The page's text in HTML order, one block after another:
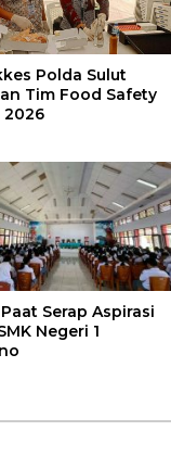
Polda Sulut
Tim Food Safety
2026
Serap Aspirasi
Negeri 1